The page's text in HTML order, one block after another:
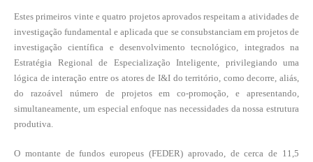
Estes primeiros vinte e quatro projetos aprovados respeitam a atividades de
investigação fundamental e aplicada que se consubstanciam em projetos de
investigação científica e desenvolvimento tecnológico, integrados na
Estratégia Regional de Especialização Inteligente, privilegiando uma
lógica de interação entre os atores de I&I do território, como decorre, aliás,
do razoável número de projetos em co-promoção, e apresentando,
simultaneamente, um especial enfoque nas necessidades da nossa estrutura
produtiva.
O montante de fundos europeus (FEDER) aprovado, de cerca de 11,5